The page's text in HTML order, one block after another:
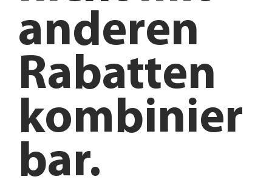
anderen
Rabatten
kombinier
bar.